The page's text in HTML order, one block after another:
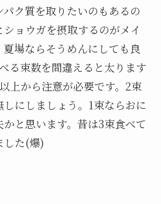
ク質を取りたいのもあるの
ョウガを摂取するのがメイ
場ならそうめんにしても良
る束数を間違えると太ります
上から注意が必要です。2束
にしましょう。1束ならおに
と思います。昔は3束食べて
した(爆)